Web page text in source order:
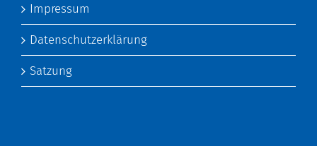
Impressum
Datenschutzerklärung
Satzung